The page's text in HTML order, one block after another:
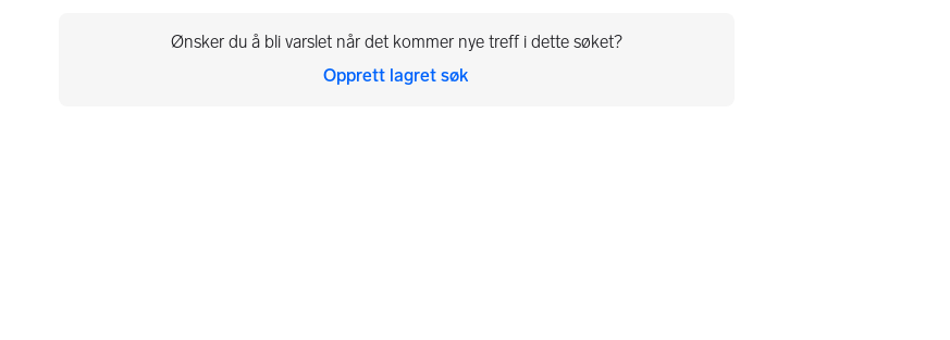
Ønsker du å bli varslet når det kommer nye treff i dette søket?
Opprett lagret søk